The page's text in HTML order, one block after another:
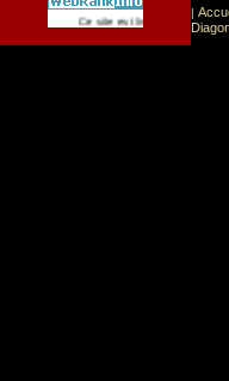
Ce site est list� dans la
|